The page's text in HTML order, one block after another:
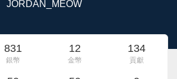
JORDAN_MEOW
831
銀幣
12
金幣
134
貢獻